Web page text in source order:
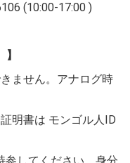
(10:00-17:00 )
ません。アナログ時
明書は モンゴル人ID